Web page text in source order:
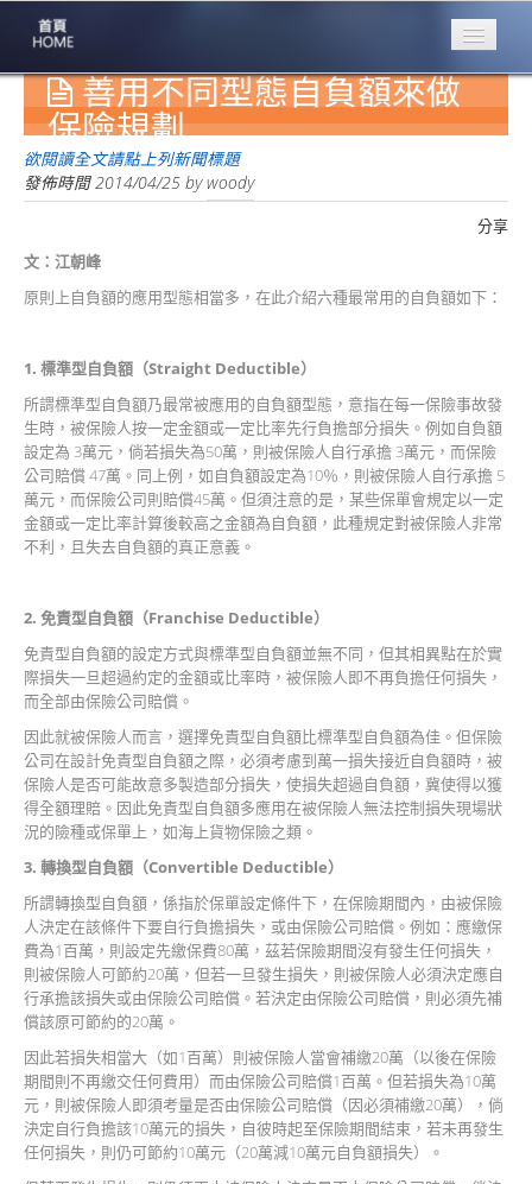
專業豐林
Professional
保險大家談
1386集
第一品牌
關於豐林
服務項目
Service
火災保額
估算系統
商品簡介
Product
善用不同型態自負額來做
保險規劃
欲閱讀全文請點上列新聞標題
發佈時間2014/04/25 bywoody
分享
文：江朝峰
原則上自負額的應用型態相當多，在此介紹六種最常用的自負額如下：
1. 標準型自負額（Straight Deductible）
所謂標準型自負額乃最常被應用的自負額型態，意指在每一保險事故發
生時，被保險人按一定金額或一定比率先行負擔部分損失。例如自負額
設定為 3萬元，倘若損失為50萬，則被保險人自行承擔 3萬元，而保險
公司賠償 47萬。同上例，如自負額設定為10％，則被保險人自行承擔 5
萬元，而保險公司則賠償45萬。但須注意的是，某些保單會規定以一定
金額或一定比率計算後較高之金額為自負額，此種規定對被保險人非常
不利，且失去自負額的真正意義。
2. 免責型自負額（Franchise Deductible）
免責型自負額的設定方式與標準型自負額並無不同，但其相異點在於實
際損失一旦超過約定的金額或比率時，被保險人即不再負擔任何損失，
而全部由保險公司賠償。
因此就被保險人而言，選擇免責型自負額比標準型自負額為佳。但保險
公司在設計免責型自負額之際，必須考慮到萬一損失接近自負額時，被
保險人是否可能故意多製造部分損失，使損失超過自負額，冀使得以獲
得全額理賠。因此免責型自負額多應用在被保險人無法控制損失現場狀
況的險種或保單上，如海上貨物保險之類。
3. 轉換型自負額（Convertible Deductible）
所謂轉換型自負額，係指於保單設定條件下，在保險期間內，由被保險
人決定在該條件下要自行負擔損失，或由保險公司賠償。例如：應繳保
費為1百萬，則設定先繳保費80萬，茲若保險期間沒有發生任何損失，
則被保險人可節約20萬，但若一旦發生損失，則被保險人必須決定應自
行承擔該損失或由保險公司賠償。若決定由保險公司賠償，則必須先補
償該原可節約的20萬。
因此若損失相當大（如1百萬）則被保險人當會補繳20萬（以後在保險
期間則不再繳交任何費用）而由保險公司賠償1百萬。但若損失為10萬
元，則被保險人即須考量是否由保險公司賠償（因必須補繳20萬），倘
決定自行負擔該10萬元的損失，自彼時起至保險期間結束，若未再發生
任何損失，則仍可節約10萬元（20萬減10萬元自負額損失）。